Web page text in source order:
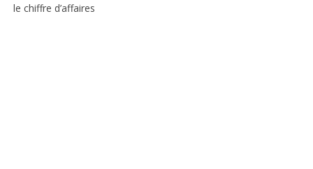
le chiffre d’affaires